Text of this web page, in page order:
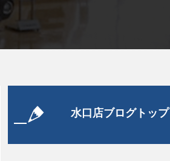
水口店ブログトップ